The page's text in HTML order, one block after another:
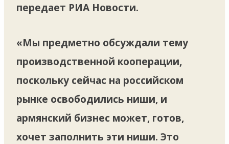
передает РИА Новости.
«Мы предметно обсуждали тему
производственной кооперации,
поскольку сейчас на российском
рынке освободились ниши, и
армянский бизнес может, готов,
хочет заполнить эти ниши. Это